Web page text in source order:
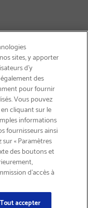
15%
Inscription
sites, y apporter
d’y
des
pour fournir
Vous pouvez
cliquant sur le
informations
fournisseurs ainsi
« Paramètres
des boutons et
d’accès à
Tout accepter